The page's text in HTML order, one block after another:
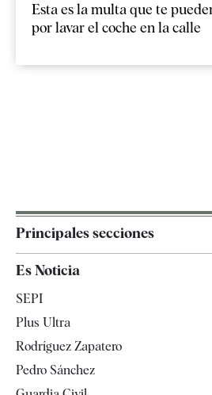
Esta es la multa que te
por lavar el coche en la calle
Principales secciones
España
Televisión
Es Noticia
SEPI
Plus Ultra
Rodríguez Zapatero
Pedro Sánchez